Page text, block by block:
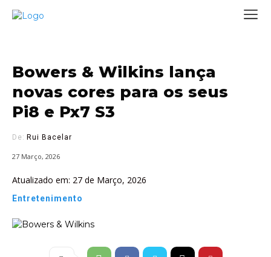
Bowers & Wilkins lança
novas cores para os seus
Pi8 e Px7 S3
De: Rui Bacelar
27 Março, 2026
Atualizado em: 27 de Março, 2026
Entretenimento